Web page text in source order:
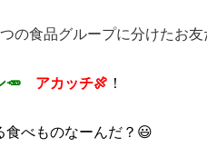
の食品グループに分けたお
🥕 アカッチ🍖 ！
食べものなーんだ？😃